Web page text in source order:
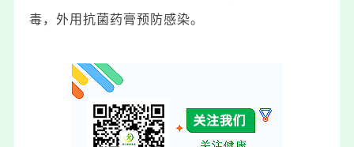
毒，外用抗菌药膏预防感染。